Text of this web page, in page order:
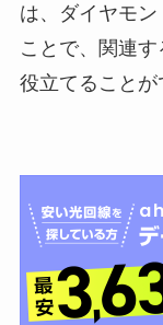
は、ダイヤモ
ことで、関連
役立てることが